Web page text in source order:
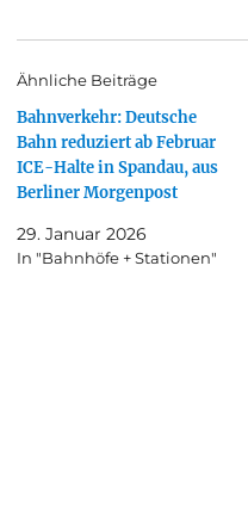
Ähnliche Beiträge
Bahnverkehr: Deutsche
Bahn reduziert ab Februar
ICE-Halte in Spandau, aus
Berliner Morgenpost
29. Januar 2026
In "Bahnhöfe + Stationen"